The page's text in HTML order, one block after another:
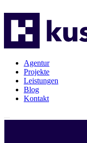
Agentur
Projekte
Leistungen
Blog
Kontakt